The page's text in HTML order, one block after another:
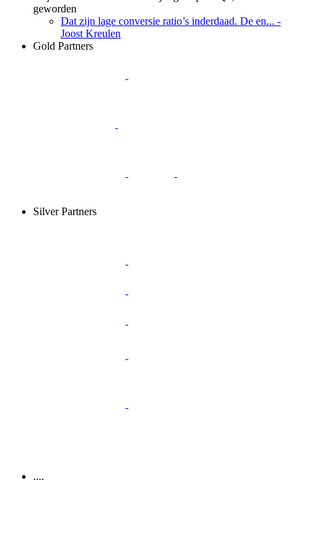
geworden
Dat zijn lage conversie ratio’s inderdaad. De en... -
Joost Kreulen
Gold Partners
Silver Partners
....